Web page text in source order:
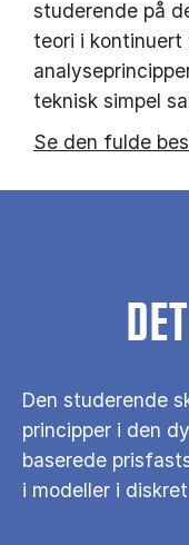
studerende på
teori i
teknisk simpel
Se den fulde
Den studerende
principper i den
baserede
i modeller i